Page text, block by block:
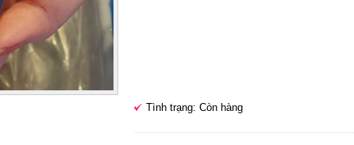
Tình trạng: Còn hàng